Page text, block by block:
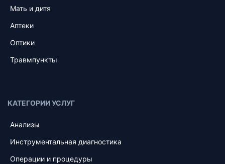
Мать и дитя
Аптеки
Оптики
Травмпункты
КАТЕГОРИИ УСЛУГ
Анализы
Инструментальная диагностика
Операции и процедуры